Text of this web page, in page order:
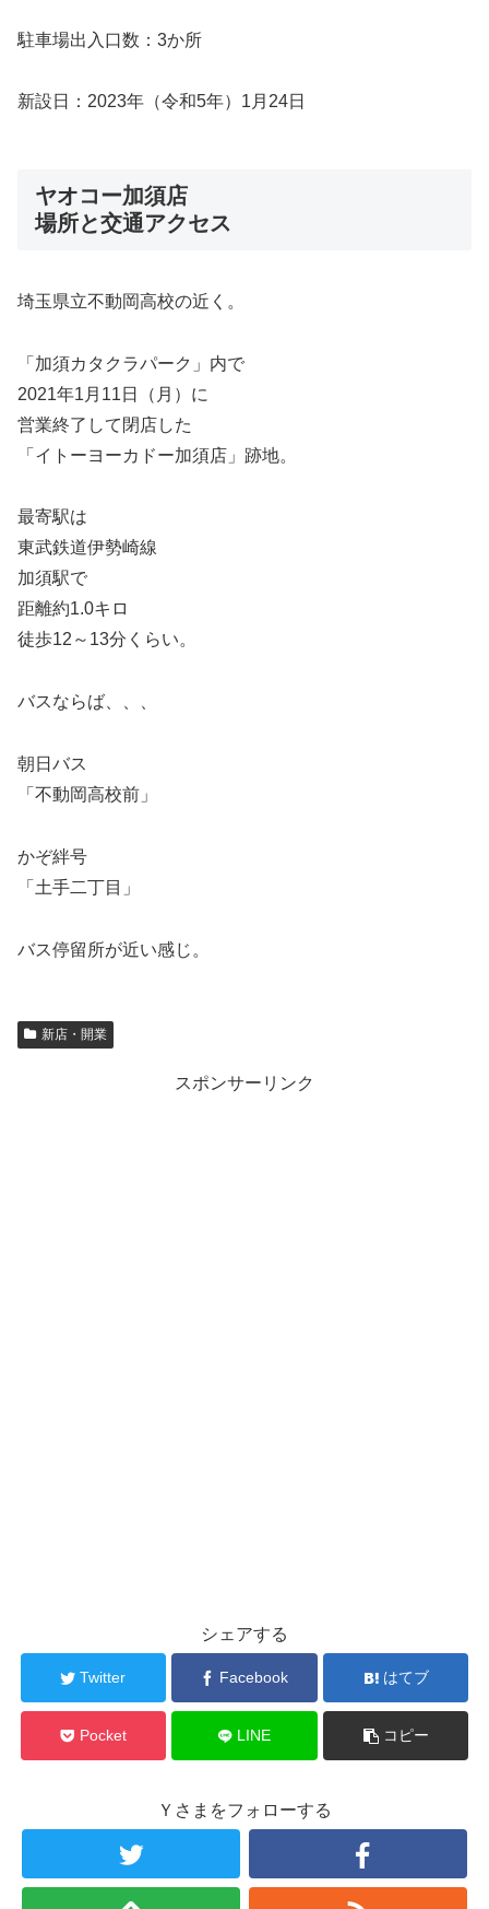
駐車場出入口数：3か所
新設日：2023年（令和5年）1月24日
ヤオコー加須店
場所と交通アクセス
埼玉県立不動岡高校の近く。
「加須カタクラパーク」内で
2021年1月11日（月）に
営業終了して閉店した
「イトーヨーカドー加須店」跡地。
最寄駅は
東武鉄道伊勢崎線
加須駅で
距離約1.0キロ
徒歩12～13分くらい。
バスならば、、、
朝日バス
「不動岡高校前」
かぞ絆号
「土手二丁目」
バス停留所が近い感じ。
新店・開業
スポンサーリンク
シェアする
Twitter Facebook はてブ
Pocket LINE コピー
Ｙさまをフォローする